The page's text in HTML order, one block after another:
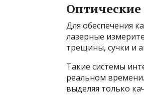
Для обеспечения
лазерные
трещины, сучки и
Такие системы
реальном
выделяя только